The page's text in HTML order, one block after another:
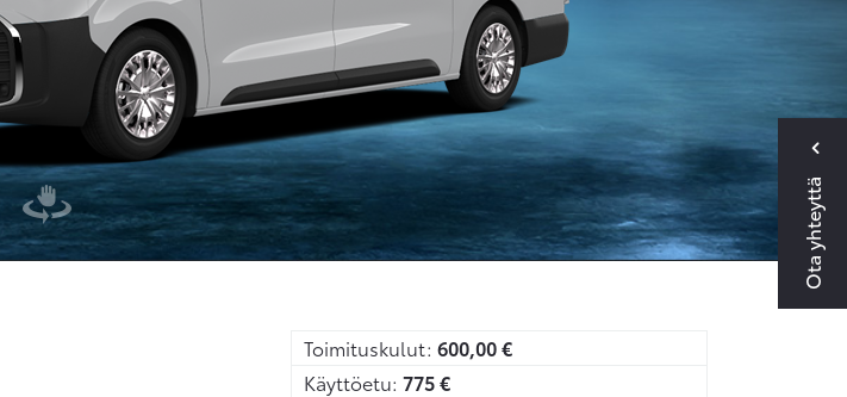
Ota yhteyttä
Toimituskulut: 600,00€
Käyttöetu: 775€